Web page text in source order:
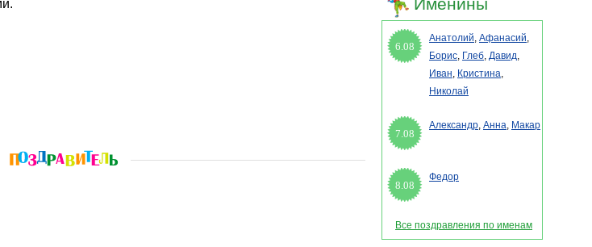
6.08
Анатолий, Афанасий,
Борис, Глеб, Давид,
Иван, Кристина,
Николай
7.08
Александр, Анна, Макар
8.08
Федор
Все поздравления по именам